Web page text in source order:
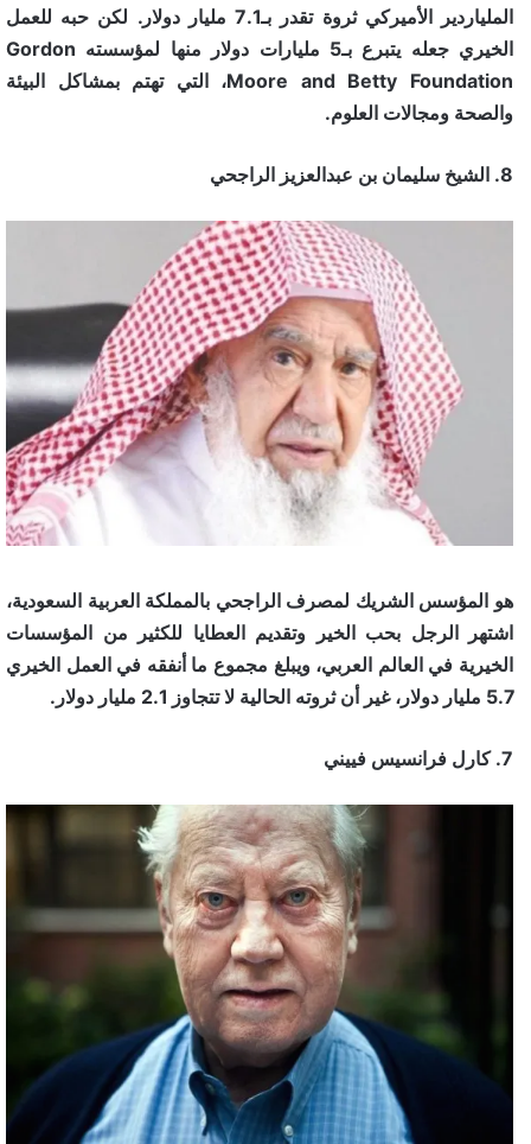
الملياردير الأميركي ثروة تقدر بـ7.1 مليار دولار. لكن حبه للعمل
الخيري جعله يتبرع بـ5 مليارات دولار منها لمؤسسته Gordon
Moore and Betty Foundation، التي تهتم بمشاكل البيئة
والصحة ومجالات العلوم.
8. الشيخ سليمان بن عبدالعزيز الراجحي
هو المؤسس الشريك لمصرف الراجحي بالمملكة العربية السعودية،
اشتهر الرجل بحب الخير وتقديم العطايا للكثير من المؤسسات
الخيرية في العالم العربي، ويبلغ مجموع ما أنفقه في العمل الخيري
5.7 مليار دولار، غير أن ثروته الحالية لا تتجاوز 2.1 مليار دولار.
7. كارل فرانسيس فييني